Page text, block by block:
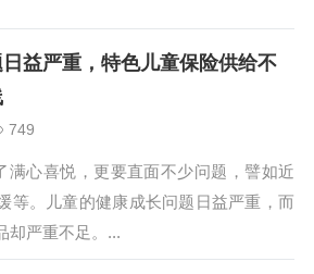
益严重，特色儿童保险供给不
749
满心喜悦，更要直面不少问题，譬如近
等。儿童的健康成长问题日益严重，而
却严重不足。...